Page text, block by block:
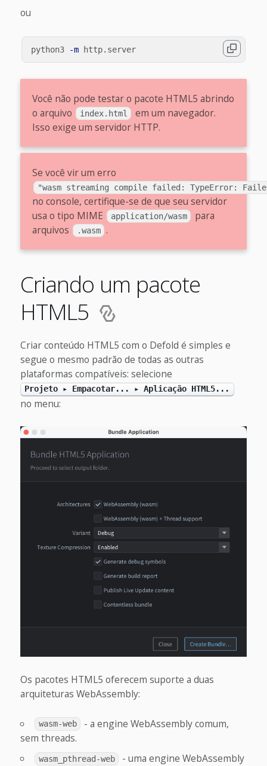
ou
python3 -m
Você não pode testar o pacote HTML5 abrindo
o arquivo
index.html
em um navegador.
Isso exige um servidor HTTP.
Se você vir um erro
"wasm streaming compile failed: TypeError:
no console, certifique-se de que seu servidor
usa o tipo MIME
application/wasm
para
arquivos
.wasm .
Criando um pacote
HTML5
Criar conteúdo HTML5 com o Defold é simples e
segue o mesmo padrão de todas as outras
plataformas compatíveis: selecione
Projeto ▸ Empacotar... ▸ Aplicação HTML5...
no menu:
Os pacotes HTML5 oferecem suporte a duas
arquiteturas WebAssembly:
wasm-web
- a engine WebAssembly comum,
sem threads.
wasm_pthread-web - uma engine WebAssembly